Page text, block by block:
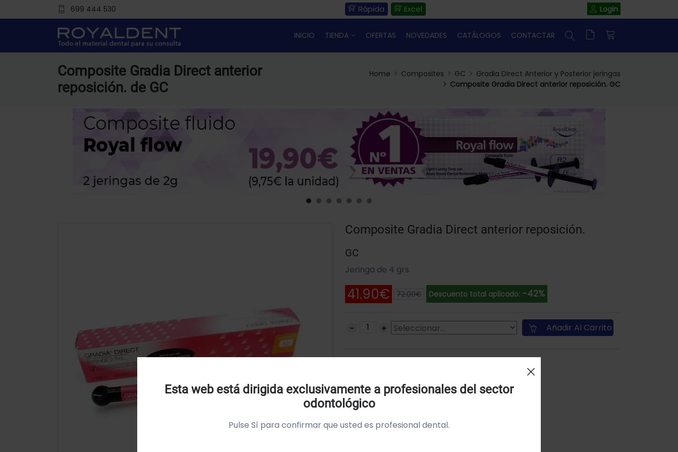
699 444 530 Rápida Excel Login
INICIO TIENDA OFERTAS NOVEDADES CATÁLOGOS CONTACTAR
Composite Gradia Direct anterior
reposición. de GC
Home Composites GC
Gradia Direct Anterior y Posterior jeringas
Composite Gradia Direct anterior reposición. GC
Composite Gradia Direct anterior reposición.
GC
Jeringa de 4 grs.
41.90€ 72.00€ Descuento total aplicado: -42%
Añadir Al Carrito
Utilizamos cookies própias y de terceros para analizar el
tus preferencias sobre la base de un perfil elaborado a
Esta web está dirigida exclusivamente a profesionales del sector
odontológico
Pulse Sí para confirmar que usted es profesional dental.